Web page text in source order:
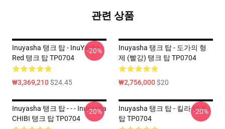
관련 상품
Inuyasha 탱크 탑 - InuYasha-
Red 탱크 탑 TP0704
₩3,369,210$24.45
-20%
Inuyasha 탱크 탑 - 도가의 형
제 (빨강) 탱크 탑 TP0704
₩2,756,000$20
Inuyasha 탱크 탑 - - - Inuyasha
CHIBI 탱크 탑 TP0704
-20%
Inuyasha 탱크 탑 - 킬라 탱크
탑 TP0704
-20%